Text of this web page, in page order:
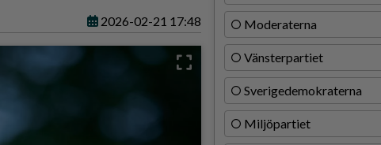
2026-02-21 17:48 Moderaterna
Vänsterpartiet
Sverigedemokraterna
Miljöpartiet